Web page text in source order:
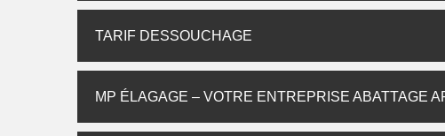
TARIF DESSOUCHAGE
MP ÉLAGAGE – VOTRE ENTREPRISE ABATTAGE